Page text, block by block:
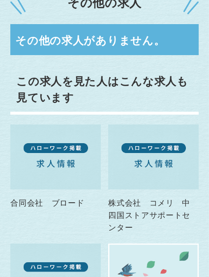
その他の求人
その他の求人がありません。
この求人を見た人はこんな求人も
見ています
合同会社 ブロード
株式会社 コメリ 中
四国ストアサポートセ
ンター